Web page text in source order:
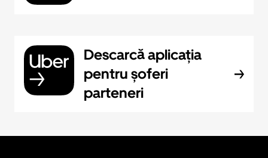
Descarcă aplicația
pentru șoferi
parteneri